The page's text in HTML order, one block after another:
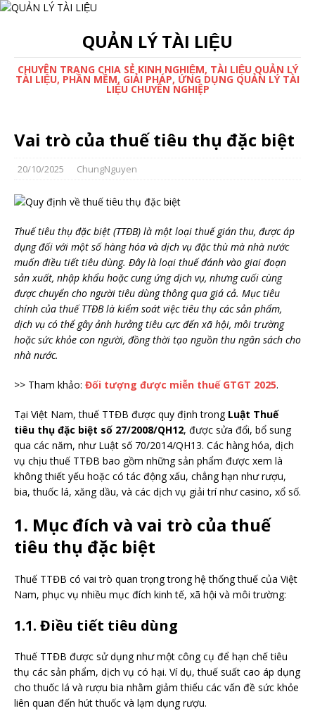
QUẢN LÝ TÀI LIỆU
CHUYÊN TRANG CHIA SẺ KINH NGHIỆM, TÀI LIỆU QUẢN LÝ
TÀI LIỆU, PHẦN MỀM, GIẢI PHÁP, ỨNG DỤNG QUẢN LÝ TÀI
LIỆU CHUYÊN NGHIỆP
Vai trò của thuế tiêu thụ đặc biệt
20/10/2025 ChungNguyen
Thuế tiêu thụ đặc biệt (TTĐB) là một loại thuế gián thu, được áp
dụng đối với một số hàng hóa và dịch vụ đặc thù mà nhà nước
muốn điều tiết tiêu dùng. Đây là loại thuế đánh vào giai đoạn
sản xuất, nhập khẩu hoặc cung ứng dịch vụ, nhưng cuối cùng
được chuyển cho người tiêu dùng thông qua giá cả. Mục tiêu
chính của thuế TTĐB là kiểm soát việc tiêu thụ các sản phẩm,
dịch vụ có thể gây ảnh hưởng tiêu cực đến xã hội, môi trường
hoặc sức khỏe con người, đồng thời tạo nguồn thu ngân sách cho
nhà nước.
>> Tham khảo: Đối tượng được miễn thuế GTGT 2025.
Tại Việt Nam, thuế TTĐB được quy định trong Luật Thuế
tiêu thụ đặc biệt số 27/2008/QH12, được sửa đổi, bổ sung
qua các năm, như Luật số 70/2014/QH13. Các hàng hóa, dịch
vụ chịu thuế TTĐB bao gồm những sản phẩm được xem là
không thiết yếu hoặc có tác động xấu, chẳng hạn như rượu,
bia, thuốc lá, xăng dầu, và các dịch vụ giải trí như casino, xổ số.
1. Mục đích và vai trò của thuế
tiêu thụ đặc biệt
Thuế TTĐB có vai trò quan trọng trong hệ thống thuế của Việt
Nam, phục vụ nhiều mục đích kinh tế, xã hội và môi trường:
1.1. Điều tiết tiêu dùng
Thuế TTĐB được sử dụng như một công cụ để hạn chế tiêu
thụ các sản phẩm, dịch vụ có hại. Ví dụ, thuế suất cao áp dụng
cho thuốc lá và rượu bia nhằm giảm thiểu các vấn đề sức khỏe
liên quan đến hút thuốc và lạm dụng rượu.